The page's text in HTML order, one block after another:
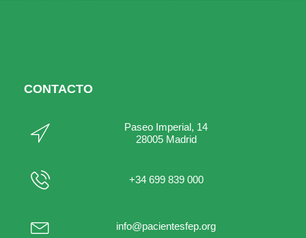
CONTACTO
Paseo Imperial, 14
28005 Madrid
+34 699 839 000
info@pacientesfep.org